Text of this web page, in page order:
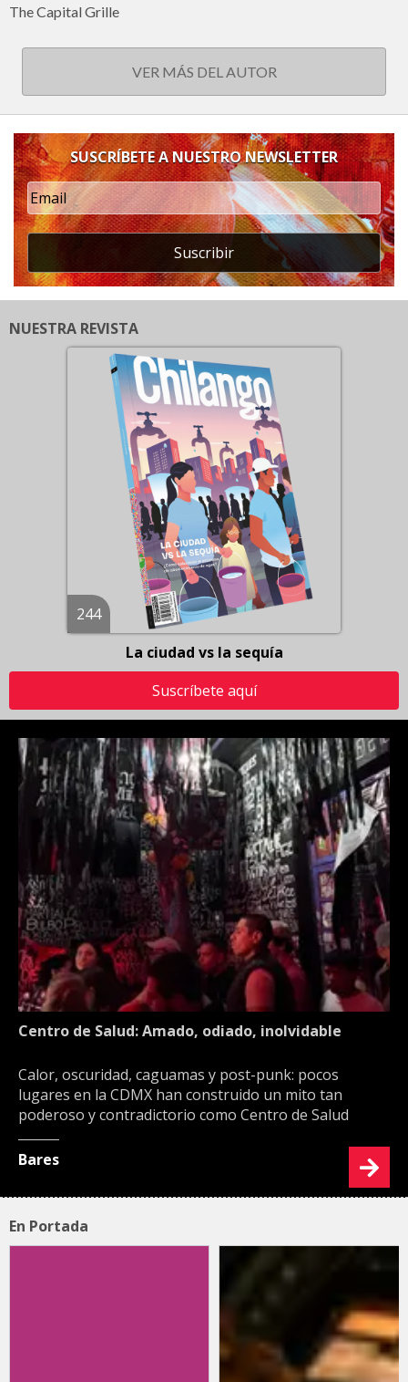
The Capital Grille
VER MÁS DEL AUTOR
SUSCRÍBETE A NUESTRO NEWSLETTER
Suscribir
NUESTRA REVISTA
244
La ciudad vs la sequía
Suscríbete aquí
Centro de Salud: Amado, odiado, inolvidable
Calor, oscuridad, caguamas y post-punk: pocos
lugares en la CDMX han construido un mito tan
poderoso y contradictorio como Centro de Salud
Bares
En Portada